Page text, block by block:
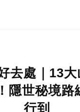
去處｜13
隱世秘境路
行到